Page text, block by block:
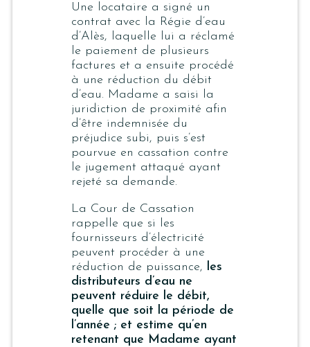
Une locataire a signé un
contrat avec la Régie d’eau
d’Alès, laquelle lui a réclamé
le paiement de plusieurs
factures et a ensuite procédé
à une réduction du débit
d’eau. Madame a saisi la
juridiction de proximité afin
d’être indemnisée du
préjudice subi, puis s’est
pourvue en cassation contre
le jugement attaqué ayant
rejeté sa demande.
La Cour de Cassation
rappelle que si les
fournisseurs d’électricité
peuvent procéder à une
réduction de puissance, les
distributeurs d’eau ne
peuvent réduire le débit,
quelle que soit la période de
l’année ; et estime qu’en
retenant que Madame ayant